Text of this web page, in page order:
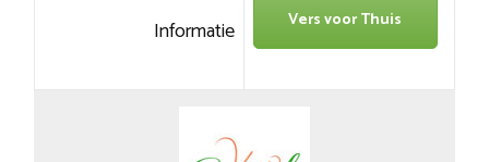
Informatie Vers voor Thuis